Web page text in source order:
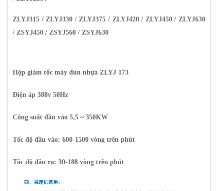
ZLYJ315 / ZLYJ330 / ZLYJ375 / ZLYJ420 / ZLYJ450 / ZLYJ630
/ ZSYJ450 / ZSYJ560 / ZSYJ630
Hộp giảm tốc máy đùn nhựa ZLYJ 173
Điện áp 380v 50Hz
Công suất đầu vào 5,5 ~ 350KW
Tốc độ đầu vào: 600-1500 vòng trên phút
Tốc độ đầu ra: 30-188 vòng trên phút